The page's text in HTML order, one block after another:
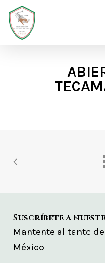
Skip
main
Suscríbete a
Mantente al tanto
México